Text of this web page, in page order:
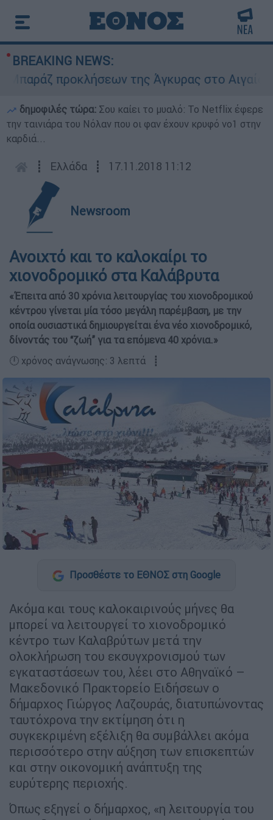
BREAKING NEWS:
προκλήσεων της Άγκυρας στο Αιγαίο:
δημοφιλές τώρα: Σου καίει το μυαλό: Το Netflix έφερε
την ταινιάρα του Νόλαν που οι φαν έχουν κρυφό νο1 στην
καρδιά...
┋ Ελλάδα ┋ 17.11.2018 11:12
Newsroom
Ανοιχτό και το καλοκαίρι το
χιονοδρομικό στα Καλάβρυτα
«Έπειτα από 30 χρόνια λειτουργίας του χιονοδρομικού
κέντρου γίνεται μία τόσο μεγάλη παρέμβαση, με την
οποία ουσιαστικά δημιουργείται ένα νέο χιονοδρομικό,
δίνοντάς του “ζωή” για τα επόμενα 40 χρόνια.»
🕛 χρόνος ανάγνωσης: 3 λεπτά ┋
Προσθέστε το ΕΘΝΟΣ στη Google
Ακόμα και τους καλοκαιρινούς μήνες θα
μπορεί να λειτουργεί το χιονοδρομικό
κέντρο των Καλαβρύτων μετά την
ολοκλήρωση του εκσυγχρονισμού των
εγκαταστάσεων του, λέει στο Αθηναϊκό –
Μακεδονικό Πρακτορείο Ειδήσεων ο
δήμαρχος Γιώργος Λαζουράς, διατυπώνοντας
ταυτόχρονα την εκτίμηση ότι η
συγκεκριμένη εξέλιξη θα συμβάλλει ακόμα
περισσότερο στην αύξηση των επισκεπτών
και στην οικονομική ανάπτυξη της
ευρύτερης περιοχής.
Όπως εξηγεί ο δήμαρχος, «η λειτουργία του